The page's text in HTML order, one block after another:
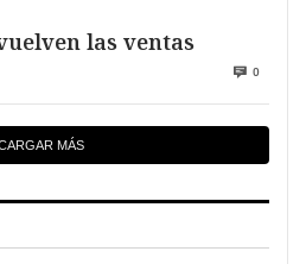
vuelven las ventas
0
MÁS